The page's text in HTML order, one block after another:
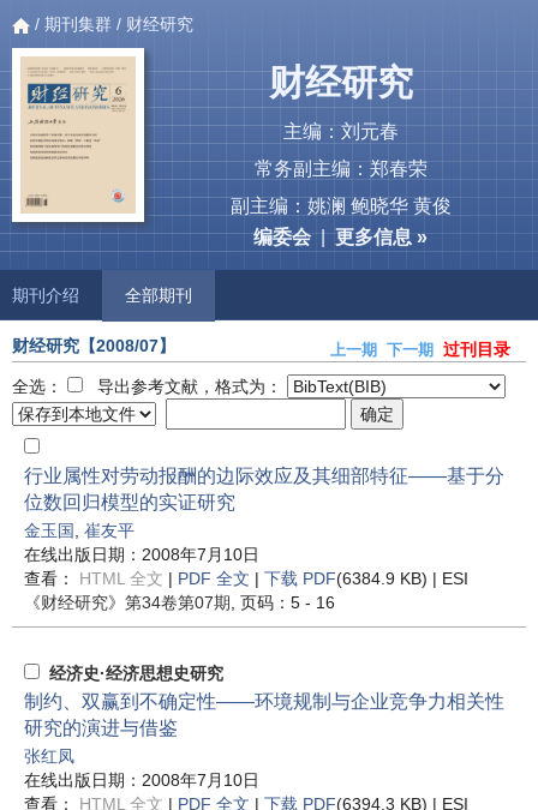
/ 期刊集群 / 财经研究
财经研究
主编：刘元春
常务副主编：郑春荣
副主编：姚澜 鲍晓华 黄俊
编委会|更多信息 »
期刊介绍 全部期刊
财经研究 【2008/07】 上一期 下一期
过刊目录
全选：
导出参考文献，格式为：
行业属性对劳动报酬的边际效应及其细部特征——基于分
位数回归模型的实证研究
金玉国
崔友平
在线出版日期：2008年7月10日
查看： HTML 全文 | PDF 全文 | 下载 PDF(6384.9 KB) | ESI
《财经研究》 第34卷第07期 , 页码：5 - 16
经济史·经济思想史研究
制约、双赢到不确定性——环境规制与企业竞争力相关性
研究的演进与借鉴
张红凤
在线出版日期：2008年7月10日
查看： HTML 全文 | PDF 全文 | 下载 PDF(6394.3 KB) | ESI